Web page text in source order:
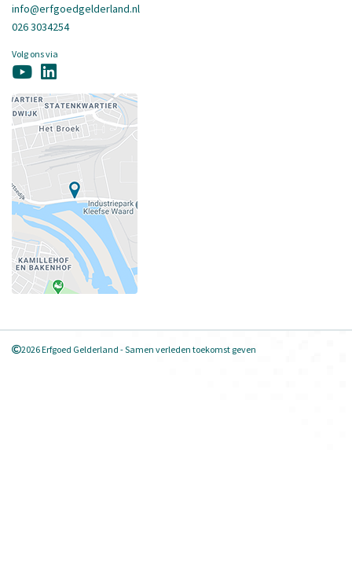
info@erfgoedgelderland.nl
026 3034254
Volg ons via
2026 Erfgoed Gelderland - Samen verleden toekomst geven